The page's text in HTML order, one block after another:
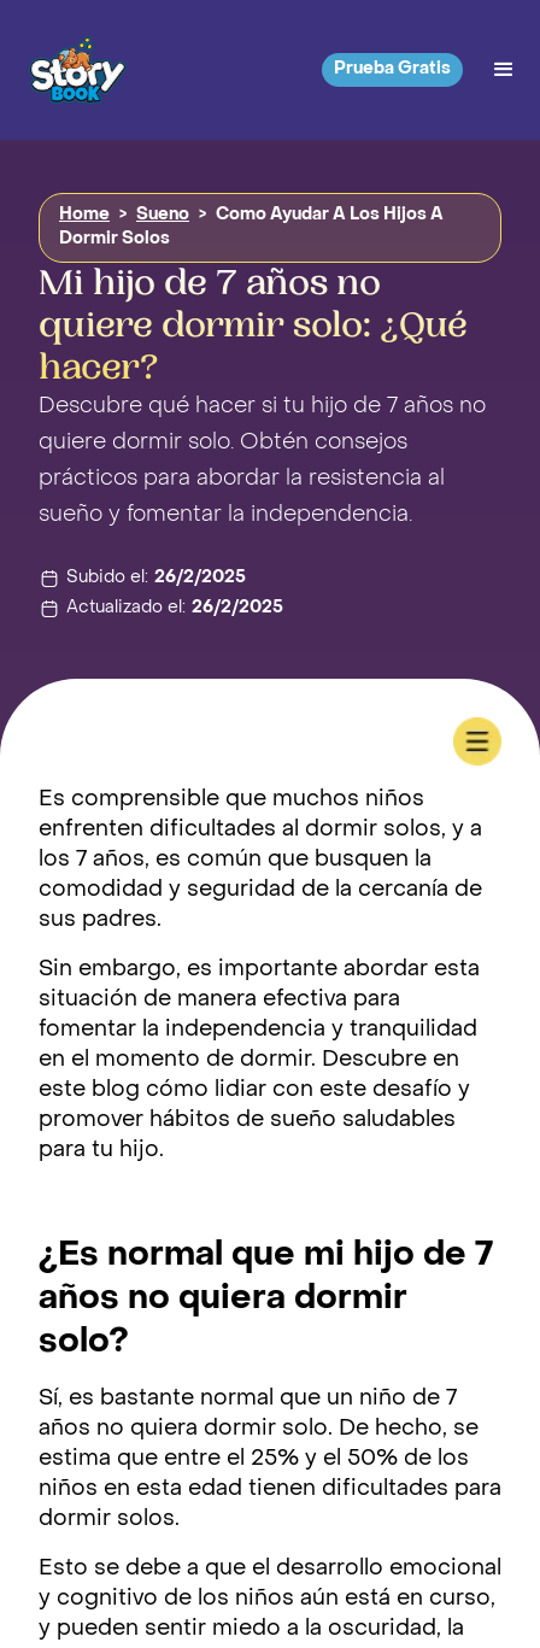
Prueba Gratis
Home > Sueno >
Como Ayudar A Los Hijos A
Dormir Solos
Mi hijo de 7 años no
quiere dormir solo: ¿Qué
hacer?
Descubre qué hacer si tu hijo de 7 años no
quiere dormir solo. Obtén consejos
prácticos para abordar la resistencia al
sueño y fomentar la independencia.
Subido el: 26/2/2025
Actualizado el: 26/2/2025
Es comprensible que muchos niños
enfrenten dificultades al dormir solos, y a
los 7 años, es común que busquen la
comodidad y seguridad de la cercanía de
sus padres.
Sin embargo, es importante abordar esta
situación de manera efectiva para
fomentar la independencia y tranquilidad
en el momento de dormir. Descubre en
este blog cómo lidiar con este desafío y
promover hábitos de sueño saludables
para tu hijo.
¿Es normal que mi hijo de 7
años no quiera dormir
solo?
Sí, es bastante normal que un niño de 7
años no quiera dormir solo. De hecho, se
estima que entre el 25% y el 50% de los
niños en esta edad tienen dificultades para
dormir solos.
Esto se debe a que el desarrollo emocional
y cognitivo de los niños aún está en curso,
y pueden sentir miedo a la oscuridad, la